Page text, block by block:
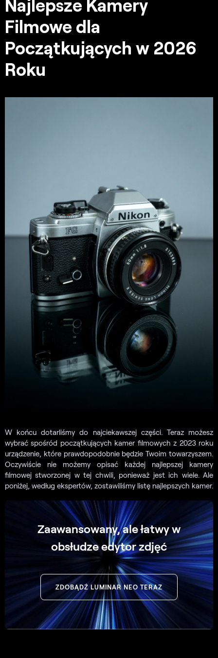
Najlepsze Kamery
Filmowe dla
Początkujących w 2026
Roku
W końcu dotarliśmy do najciekawszej części. Teraz możesz
wybrać spośród początkujących kamer filmowych z 2023 roku
urządzenie, które prawdopodobnie będzie Twoim towarzyszem.
Oczywiście nie możemy opisać każdej najlepszej kamery
filmowej stworzonej w tej chwili, ponieważ jest ich wiele. Ale
poniżej, według ekspertów, zostawiliśmy listę najlepszych kamer.
Zaawansowany, ale łatwy w
obsłudze edytor zdjęć
ZDOBĄDŹ LUMINAR NEO TERAZ